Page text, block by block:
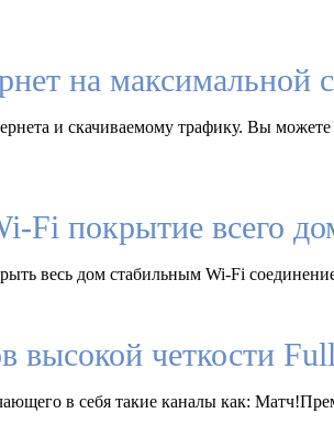
на максимальной
и скачиваемому трафику. Вы
Fi покрытие всего
весь дом стабильным Wi-Fi
высокой четкости
в себя такие каналы как: